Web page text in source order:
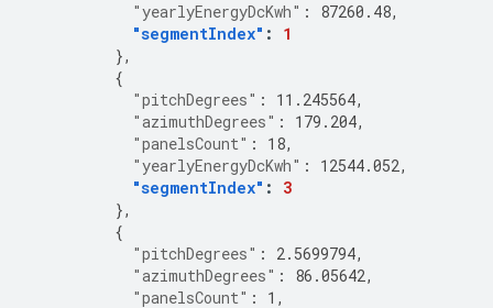
"yearlyEnergyDcKwh" : 87260.48,
"segmentIndex" :
1
},
{
"pitchDegrees" : 11.245564,
"azimuthDegrees" : 179.204,
"panelsCount" : 18,
"yearlyEnergyDcKwh" : 12544.052,
"segmentIndex" :
3
},
{
"pitchDegrees" : 2.5699794,
"azimuthDegrees" : 86.05642,
"panelsCount" : 1 ,